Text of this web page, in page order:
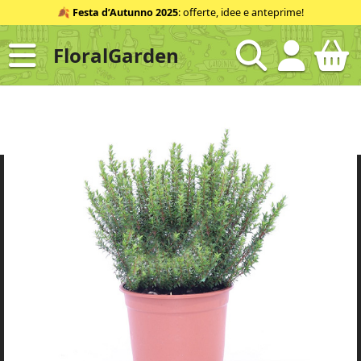
al
contenuto
ID
🍂 Festa d’Autunno 2025: offerte, idee e anteprime!
FloralGarden